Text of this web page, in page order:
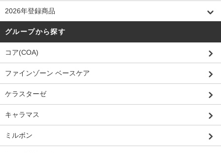
2026年登録商品
グループから探す
コア(COA)
ファインゾーン ベースケア
ケラスターゼ
キャラマス
ミルボン